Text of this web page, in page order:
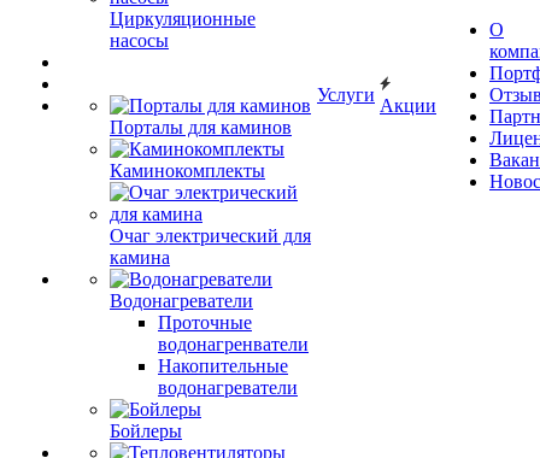
Циркуляционные
насосы
Порталы для каминов
Каминокомплекты
Очаг электрический для
камина
Водонагреватели
Проточные
водонагренватели
Накопительные
водонагреватели
Бойлеры
Услуги
Акции
О